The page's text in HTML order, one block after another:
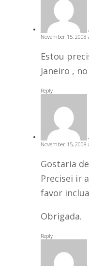
November 15, 2008
Estou
Janeiro ,
Reply
November 15, 2008
Gostaria
Precisei ir
favor
Obrigada.
Reply